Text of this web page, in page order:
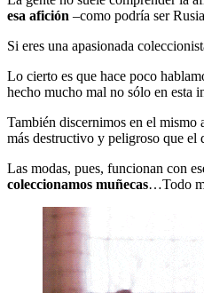
esa afición –como podría ser
Si eres una apasionada
Lo cierto es que hace poco
hecho mucho mal no sólo en esta
También discernimos en el mismo
más destructivo y peligroso que el
Las modas, pues, funcionan con
coleccionamos muñecas…Todo